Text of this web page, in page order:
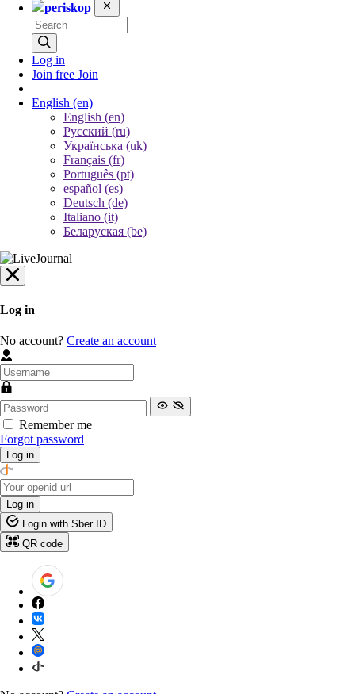
periskop
Log in
Join free Join
English (en)
English (en)
Русский (ru)
Українська (uk)
Français (fr)
Português (pt)
español (es)
Deutsch (de)
Italiano (it)
Беларуская (be)
Log in
No account? Create an account
Remember me
Forgot password
Log in
Log in
Login with Sber ID
QR code